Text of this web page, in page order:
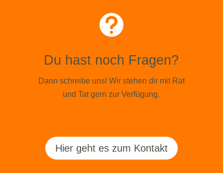

Du hast noch Fragen?
Dann schreibe uns! Wir stehen dir mit Rat
und Tat gern zur Verfügung.
Hier geht es zum Kontakt